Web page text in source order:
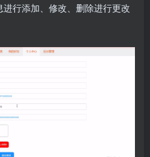
行添加、修改、删除进行更改